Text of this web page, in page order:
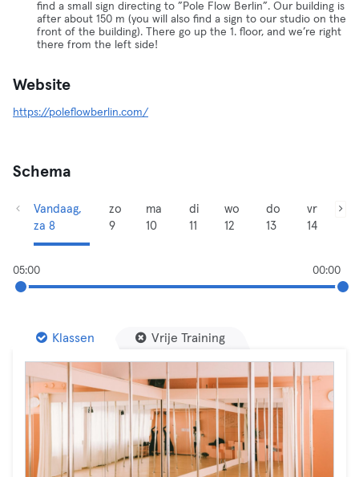
find a small sign directing to ”Pole Flow Berlin”. Our building is
after about 150 m (you will also find a sign to our studio on the
front of the building). There go up the 1. floor, and we’re right
there from the left side!
Website
https://poleflowberlin.com/
Schema
Vandaag,
za 8
zo
9
ma
10
di
11
wo
12
do
13
vr
14
05:00 00:00
Klassen Vrije Training